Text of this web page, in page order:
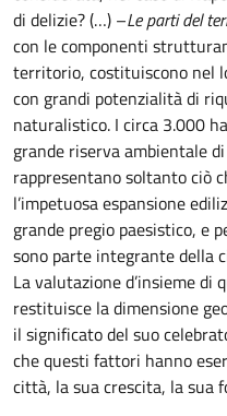
di delizie? (…) –Le parti del
con le componenti
territorio, costituiscono nel
con grandi potenzialità di
naturalistico. I circa 3.000
grande riserva ambientale
rappresentano soltanto ciò
l’impetuosa espansione
grande pregio paesistico, e
sono parte integrante della
La valutazione d’insieme
restituisce la dimensione
il significato del suo
che questi fattori hanno
città, la sua crescita, la sua